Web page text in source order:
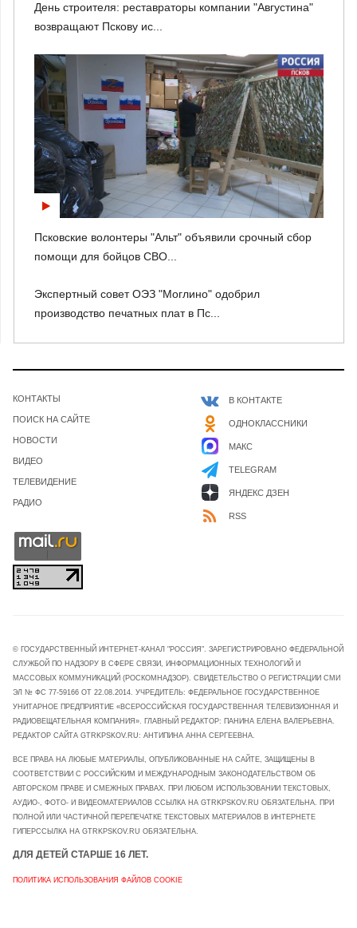
День строителя: реставраторы компании "Августина"
возвращают Пскову ис...
Псковские волонтеры "Альт" объявили срочный сбор
помощи для бойцов СВО...
Экспертный совет ОЭЗ "Моглино" одобрил
производство печатных плат в Пс...
КОНТАКТЫ
ПОИСК НА САЙТЕ
НОВОСТИ
ВИДЕО
ТЕЛЕВИДЕНИЕ
РАДИО
В КОНТАКТЕ
ОДНОКЛАССНИКИ
МАКС
TELEGRAM
ЯНДЕКС ДЗЕН
RSS
© ГОСУДАРСТВЕННЫЙ ИНТЕРНЕТ-КАНАЛ "РОССИЯ". ЗАРЕГИСТРИРОВАНО ФЕДЕРАЛЬНОЙ
СЛУЖБОЙ ПО НАДЗОРУ В СФЕРЕ СВЯЗИ, ИНФОРМАЦИОННЫХ ТЕХНОЛОГИЙ И
МАССОВЫХ КОММУНИКАЦИЙ (РОСКОМНАДЗОР). СВИДЕТЕЛЬСТВО О РЕГИСТРАЦИИ СМИ
ЭЛ № ФС 77-59166 ОТ 22.08.2014. УЧРЕДИТЕЛЬ: ФЕДЕРАЛЬНОЕ ГОСУДАРСТВЕННОЕ
УНИТАРНОЕ ПРЕДПРИЯТИЕ «ВСЕРОССИЙСКАЯ ГОСУДАРСТВЕННАЯ ТЕЛЕВИЗИОННАЯ И
РАДИОВЕЩАТЕЛЬНАЯ КОМПАНИЯ». ГЛАВНЫЙ РЕДАКТОР: ПАНИНА ЕЛЕНА ВАЛЕРЬЕВНА.
РЕДАКТОР САЙТА GTRKPSKOV.RU: АНТИПИНА АННА СЕРГЕЕВНА.
ВСЕ ПРАВА НА ЛЮБЫЕ МАТЕРИАЛЫ, ОПУБЛИКОВАННЫЕ НА САЙТЕ, ЗАЩИЩЕНЫ В
СООТВЕТСТВИИ С РОССИЙСКИМ И МЕЖДУНАРОДНЫМ ЗАКОНОДАТЕЛЬСТВОМ ОБ
АВТОРСКОМ ПРАВЕ И СМЕЖНЫХ ПРАВАХ. ПРИ ЛЮБОМ ИСПОЛЬЗОВАНИИ ТЕКСТОВЫХ,
АУДИО-, ФОТО- И ВИДЕОМАТЕРИАЛОВ ССЫЛКА НА GTRKPSKOV.RU ОБЯЗАТЕЛЬНА. ПРИ
ПОЛНОЙ ИЛИ ЧАСТИЧНОЙ ПЕРЕПЕЧАТКЕ ТЕКСТОВЫХ МАТЕРИАЛОВ В ИНТЕРНЕТЕ
ГИПЕРССЫЛКА НА GTRKPSKOV.RU ОБЯЗАТЕЛЬНА.
ДЛЯ ДЕТЕЙ СТАРШЕ 16 ЛЕТ.
ПОЛИТИКА ИСПОЛЬЗОВАНИЯ ФАЙЛОВ COOKIE